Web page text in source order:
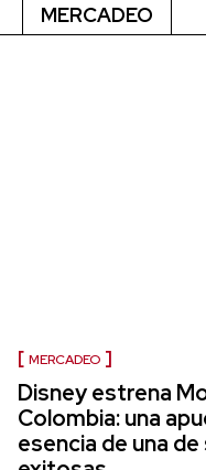
MERCADEO
MERCADEO
Disney estrena
Colombia: una
esencia de una